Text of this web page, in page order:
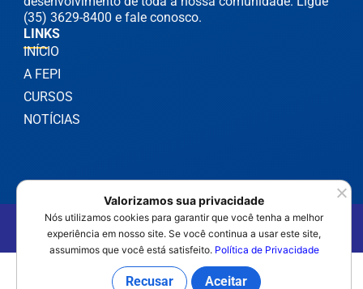
(35) 3629-8400 e fale conosco.
LINKS
INÍCIO
A FEPI
CURSOS
NOTÍCIAS
©2025 FEPI Itajubá - Todos os Direitos Reservados
Política de Privacidade
Valorizamos sua privacidade
Nós utilizamos cookies para garantir que você tenha a melhor
experiência em nosso site. Se você continua a usar este site,
assumimos que você está satisfeito. Política de Privacidade
Aceitar
Recusar